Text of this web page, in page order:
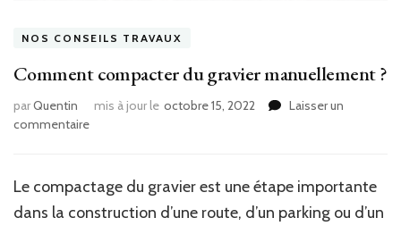
NOS CONSEILS TRAVAUX
Comment compacter du gravier manuellement ?
parQuentin mis à jour le octobre 15, 2022
Laisser un
commentairesur
du
gravier
manuellement ?
Le compactage du gravier est une étape importante
dans la construction d’une route, d’un parking ou d’un